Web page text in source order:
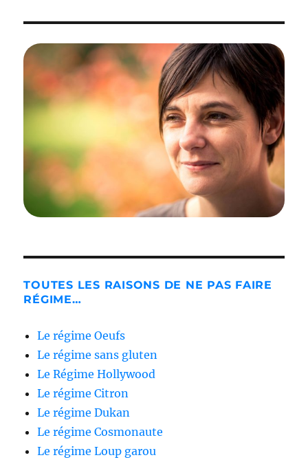
TOUTES LES RAISONS DE NE PAS FAIRE
RÉGIME…
Le régime Oeufs
Le régime sans gluten
Le Régime Hollywood
Le régime Citron
Le régime Dukan
Le régime Cosmonaute
Le régime Loup garou